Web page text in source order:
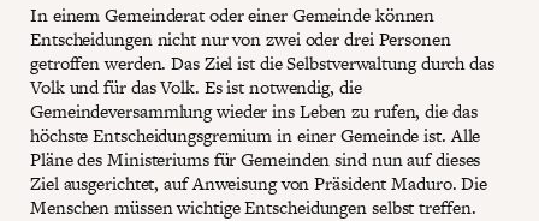
In einem Gemeinderat oder einer Gemeinde können
Entscheidungen nicht nur von zwei oder drei Personen
getroffen werden. Das Ziel ist die Selbstverwaltung durch das
Volk und für das Volk. Es ist notwendig, die
Gemeindeversammlung wieder ins Leben zu rufen, die das
höchste Entscheidungsgremium in einer Gemeinde ist. Alle
Pläne des Ministeriums für Gemeinden sind nun auf dieses
Ziel ausgerichtet, auf Anweisung von Präsident Maduro. Die
Menschen müssen wichtige Entscheidungen selbst treffen.